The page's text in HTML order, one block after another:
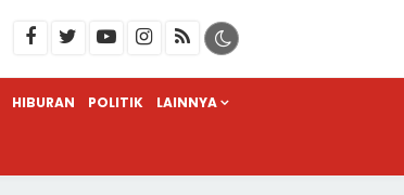
HIBURAN POLITIK LAINNYA